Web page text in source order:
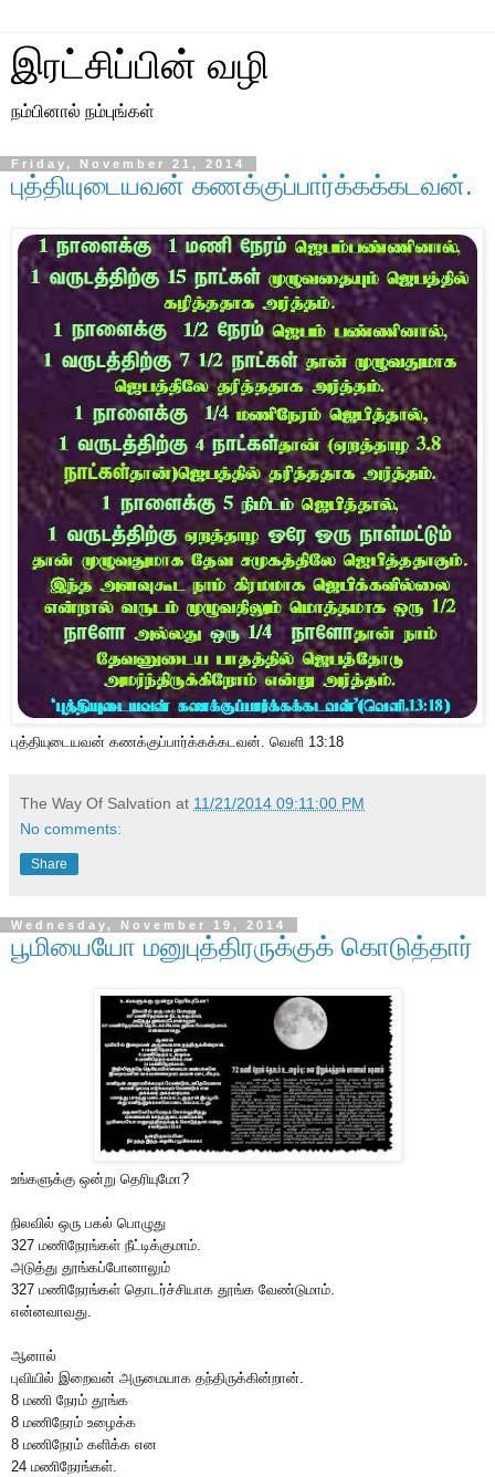
இரட்சிப்பின் வழி
நம்பினால் நம்புங்கள்
Friday, November 21, 2014
புத்தியுடையவன் கணக்குப்பார்க்கக்கடவன்.
புத்தியுடையவன் கணக்குப்பார்க்கக்கடவன். வெளி 13:18
The Way Of Salvation at 11/21/2014 09:11:00 PM
No comments:
Share
Wednesday, November 19, 2014
பூமியையோ மனுபுத்திரருக்குக் கொடுத்தார்
உங்களுக்கு ஒன்று தெரியுமோ?
நிலவில் ஒரு பகல் பொழுது
327 மணிநேரங்கள் நீட்டிக்குமாம்.
அடுத்து தூங்கப்போனாலும்
327 மணிநேரங்கள் தொடர்ச்சியாக‌ தூங்க வேண்டுமாம்.
என்னவாவது.
ஆனால்
புவியில் இறைவன் அருமையாக தந்திருக்கின்றான்.
8 மணி நேரம் தூங்க
8 மணிநேரம் உழைக்க
8 மணிநேரம் களிக்க என
24 மணிநேரங்கள்.